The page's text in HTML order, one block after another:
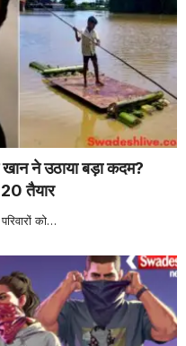
ने उठाया बड़ा कदम?
तैयार
को…